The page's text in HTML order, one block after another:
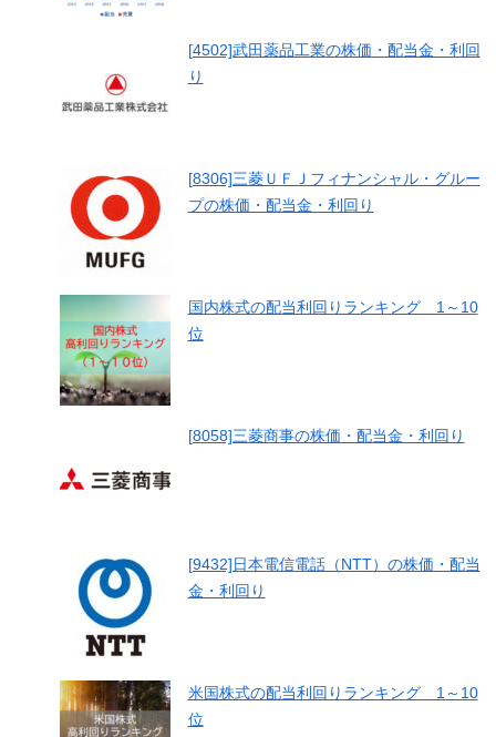
[4502]武田薬品工業の株価・配当金・利回
り
[8306]三菱ＵＦＪフィナンシャル・グルー
プの株価・配当金・利回り
国内株式の配当利回りランキング 1～10
位
[8058]三菱商事の株価・配当金・利回り
[9432]日本電信電話（NTT）の株価・配当
金・利回り
米国株式の配当利回りランキング 1～10
位